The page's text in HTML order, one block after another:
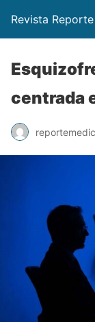
Revista
centrada